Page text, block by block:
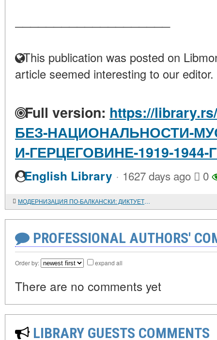
This publication was posted on
article seemed interesting to our editor.
Full version: https://
БЕЗ-НАЦИОНАЛЬНОСТИ-
И-ГЕРЦЕГОВИНЕ-1919-
English Library · 1627 days ago 0
МОДЕРНИЗАЦИЯ ПО-БАЛКАНСКИ: ДИКТУЕТ МАТРИЦА (КОНЕЦ XIX - СЕРЕДИНА XX ВЕКА)
PROFESSIONAL AUTHORS'
Order by: expand all
There are no comments yet
LIBRARY GUESTS COMMENTS